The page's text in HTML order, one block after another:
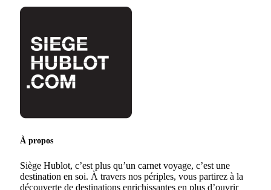
À propos
Siège Hublot, c’est plus qu’un carnet voyage, c’est une
destination en soi. À travers nos périples, vous partirez à la
découverte de destinations enrichissantes en plus d’ouvrir